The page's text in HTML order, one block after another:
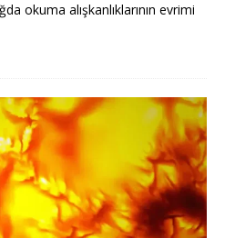
okuma alışkanlıklarının evrimi